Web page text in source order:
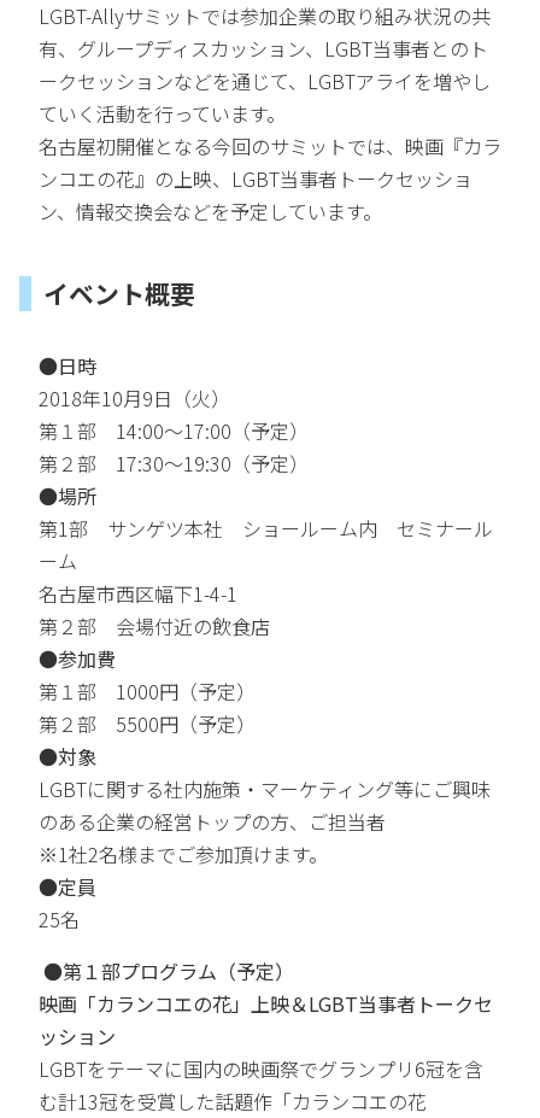
LGBT-Allyサミットでは参加企業の取り組み状況の共
有、グループディスカッション、LGBT当事者とのト
ークセッションなどを通じて、LGBTアライを増やし
ていく活動を行っています。
名古屋初開催となる今回のサミットでは、映画『カラ
ンコエの花』の上映、LGBT当事者トークセッショ
ン、情報交換会などを予定しています。
イベント概要
●日時
2018年10月9日（火）
第１部 14:00～17:00（予定）
第２部 17:30～19:30（予定）
●場所
第1部 サンゲツ本社 ショールーム内 セミナール
ーム
名古屋市西区幅下1-4-1
第２部 会場付近の飲食店
●参加費
第１部 1000円（予定）
第２部 5500円（予定）
●対象
LGBTに関する社内施策・マーケティング等にご興味
のある企業の経営トップの方、ご担当者
※1社2名様までご参加頂けます。
●定員
25名
●第１部プログラム（予定）
映画「カランコエの花」上映＆LGBT当事者トークセ
ッション
LGBTをテーマに国内の映画祭でグランプリ6冠を含
む計13冠を受賞した話題作「カランコエの花